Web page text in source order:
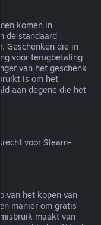
komen in
de standaard
Geschenken die in
voor terugbetaling
van het geschenk
is om het
aan degene die het
voor Steam-
van het kopen van
manier om gratis
maakt van